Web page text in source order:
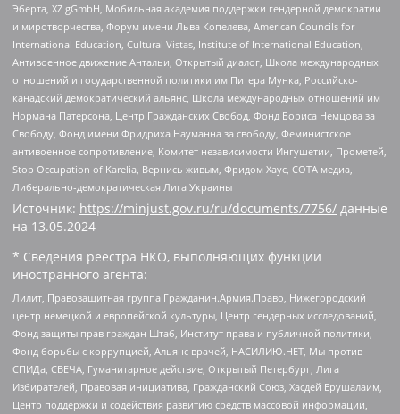
Эберта, XZ gGmbH, Мобильная академия поддержки гендерной демократии
и миротворчества, Форум имени Льва Копелева, American Councils for
International Education, Cultural Vistas, Institute of International Education,
Антивоенное движение Антальи, Открытый диалог, Школа международных
отношений и государственной политики им Питера Мунка, Российско-
канадский демократический альянс, Школа международных отношений им
Нормана Патерсона, Центр Гражданских Свобод, Фонд Бориса Немцова за
Свободу, Фонд имени Фридриха Науманна за свободу, Феминистское
антивоенное сопротивление, Комитет независимости Ингушетии, Прометей,
Stop Occupation of Karelia, Вернись живым, Фридом Хаус, СОТА медиа,
Либерально-демократическая Лига Украины
Источник: https://minjust.gov.ru/ru/documents/7756/ данные
на 13.05.2024
* Сведения реестра НКО, выполняющих функции
иностранного агента:
Лилит, Правозащитная группа Гражданин.Армия.Право, Нижегородский
центр немецкой и европейской культуры, Центр гендерных исследований,
Фонд защиты прав граждан Штаб, Институт права и публичной политики,
Фонд борьбы с коррупцией, Альянс врачей, НАСИЛИЮ.НЕТ, Мы против
СПИДа, СВЕЧА, Гуманитарное действие, Открытый Петербург, Лига
Избирателей, Правовая инициатива, Гражданский Союз, Хасдей Ерушалаим,
Центр поддержки и содействия развитию средств массовой информации,